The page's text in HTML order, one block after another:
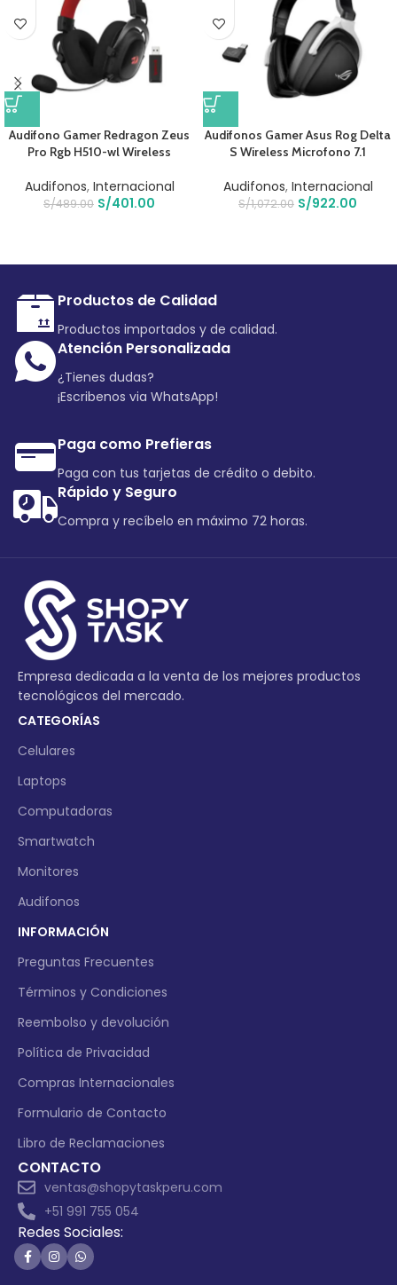
Audifono Gamer Redragon Zeus
Pro Rgb H510-wl Wireless
Audifonos, Internacional
S/489.00 S/401.00
Audifonos Gamer Asus Rog Delta
S Wireless Microfono 7.1
Audifonos, Internacional
S/1,072.00 S/922.00
Productos de Calidad
Productos importados y de calidad.
Atención Personalizada
¿Tienes dudas?
¡Escribenos via WhatsApp!
Paga como Prefieras
Paga con tus tarjetas de crédito o debito.
Rápido y Seguro
Compra y recíbelo en máximo 72 horas.
Empresa dedicada a la venta de los mejores productos
tecnológicos del mercado.
CATEGORÍAS
Celulares
Laptops
Computadoras
Smartwatch
Monitores
Audifonos
INFORMACIÓN
Preguntas Frecuentes
Términos y Condiciones
Reembolso y devolución
Política de Privacidad
Compras Internacionales
Formulario de Contacto
Libro de Reclamaciones
CONTACTO
ventas@shopytaskperu.com
+51 991 755 054
Redes Sociales: